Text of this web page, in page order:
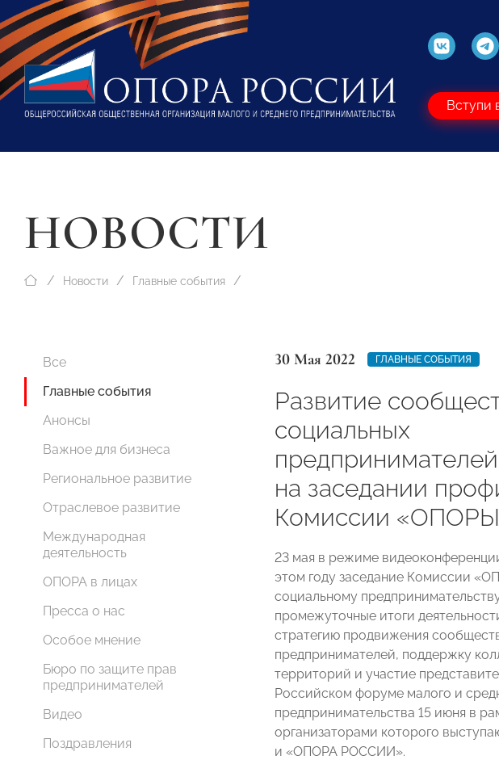
Вступи
НОВОСТИ
Новости Главные события
Все
Главные события
Анонсы
Важное для бизнеса
Региональное развитие
Отраслевое развитие
Международная
деятельность
ОПОРА в лицах
Пресса о нас
Особое мнение
Бюро по защите прав
предпринимателей
Видео
Поздравления
30 Мая 2022 ГЛАВНЫЕ СОБЫТИЯ
Развитие
социальных
на заседании
Комиссии
23 мая в режиме
этом году заседание Комиссии
социальному
промежуточные итоги
стратегию продвижения
предпринимателей, поддержку
территорий и участие
Российском форуме малого и
предпринимательства 15 июня в
организаторами которого
и «ОПОРА РОССИИ».